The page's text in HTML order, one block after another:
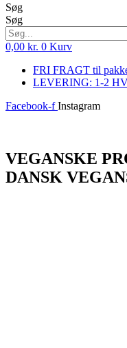
Søg
Søg
0,00 kr. 0 Kurv
FRI FRAGT til
LEVERING: 1-2
Facebook-f Instagram
VEGANSKE
DANSK